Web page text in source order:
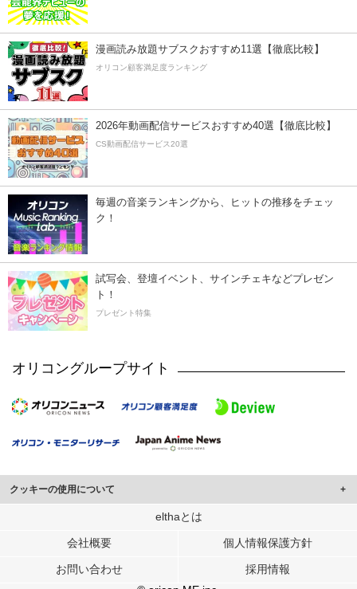
漫画読み放題サブスクおすすめ11選【徹底比較】
オリコン顧客満足度ランキング
2026年動画配信サービスおすすめ40選【徹底比較】
CS動画配信サービス20選
毎週の音楽ランキングから、ヒットの推移をチェッ
ク！
試写会、登壇イベント、サインチェキなどプレゼン
ト！
プレゼント特集
オリコングループサイト
クッキーの使用について
このサイトでは Cookie を使用して、ユーザーに合わせたコンテンツや広告の
行っています。
メディアや広告配信、データ解析の各パートナーに提供しています。
各パートナーは、この情報とユーザーが各パートナーに提供した他の情報や、
elthaとは
会社概要 個人情報保護方針
お問い合わせ
採用情報